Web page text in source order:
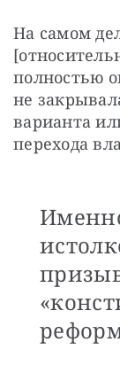
На самом
полностью
не
варианта
перехода